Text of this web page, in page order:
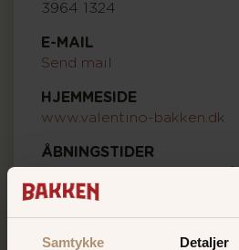
Samtykke Detaljer
3964 1324
E-MAIL
Send mail
HJEMMESIDE
www.valentino-bakken.dk
ÅBNINGSTIDER